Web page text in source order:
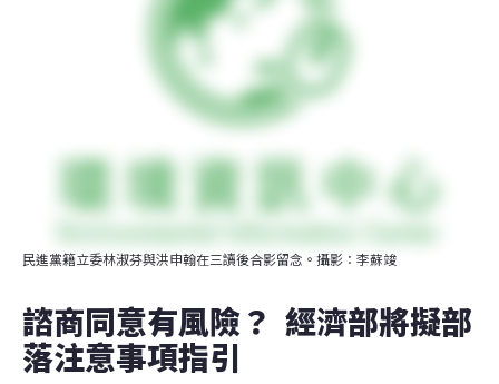
民進黨籍立委林淑芬與洪申翰在三讀後合影留念。攝影：李蘇竣
諮商同意有風險？  經濟部將擬部
落注意事項指引